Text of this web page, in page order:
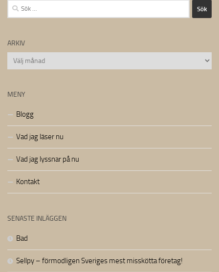
Sök
efter:
ARKIV
Arkiv
MENY
Blogg
Vad jag läser nu
Vad jag lyssnar på nu
Kontakt
SENASTE INLÄGGEN
Bad
Sellpy – förmodligen Sveriges mest misskötta företag!